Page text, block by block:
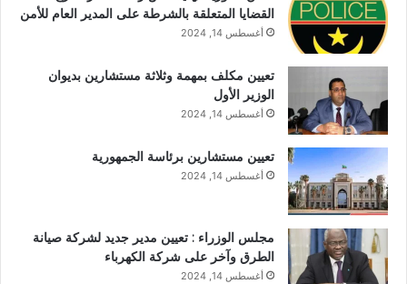
القضايا المتعلقة بالشرطة على المدير العام للأمن
أغسطس 14, 2024
تعيين مكلف بمهمة وثلاثة مستشارين بديوان
الوزير الأول
أغسطس 14, 2024
تعيين مستشارين برئاسة الجمهورية
أغسطس 14, 2024
مجلس الوزراء : تعيين مدير جديد لشركة صيانة
الطرق وآخر على شركة الكهرباء
أغسطس 14, 2024